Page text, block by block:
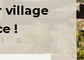
village
!